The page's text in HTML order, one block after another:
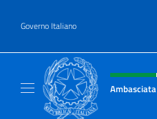
Governo Italiano
Intestazione